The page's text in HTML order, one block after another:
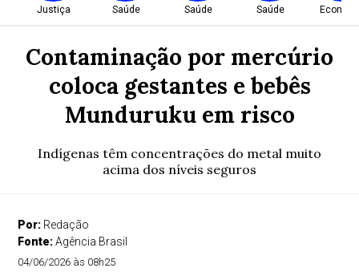
Justiça Saúde Saúde Saúde
Contaminação por mercúrio
coloca gestantes e bebês
Munduruku em risco
Indígenas têm concentrações do metal muito
acima dos níveis seguros
Por: Redação
Fonte:Agência Brasil
04/06/2026 às 08h25